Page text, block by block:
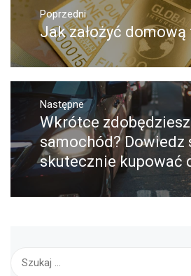
Nawigacja
wpisu
Poprzedni
Poprzedni
wpis:
Jak założyć domową
Następne
Następny
post:
Wkrótce zdobędziesz
samochód? Dowiedz
skutecznie kupować
Szukaj: